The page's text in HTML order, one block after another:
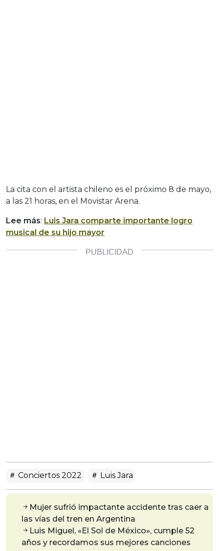
La cita con el artista chileno es el próximo 8 de mayo,
a las 21 horas, en el Movistar Arena.
Lee más: Luis Jara comparte importante logro
musical de su hijo mayor
Conciertos 2022 Luis Jara
Mujer sufrió impactante accidente tras caer a
las vías del tren en Argentina
Luis Miguel, «El Sol de México», cumple 52
años y recordamos sus mejores canciones